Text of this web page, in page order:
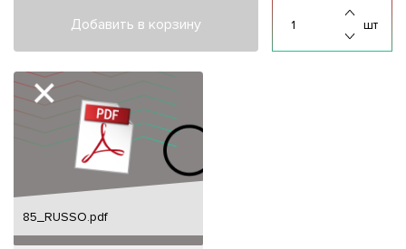
Добавить в корзину шт
85_RUSSO.pdf